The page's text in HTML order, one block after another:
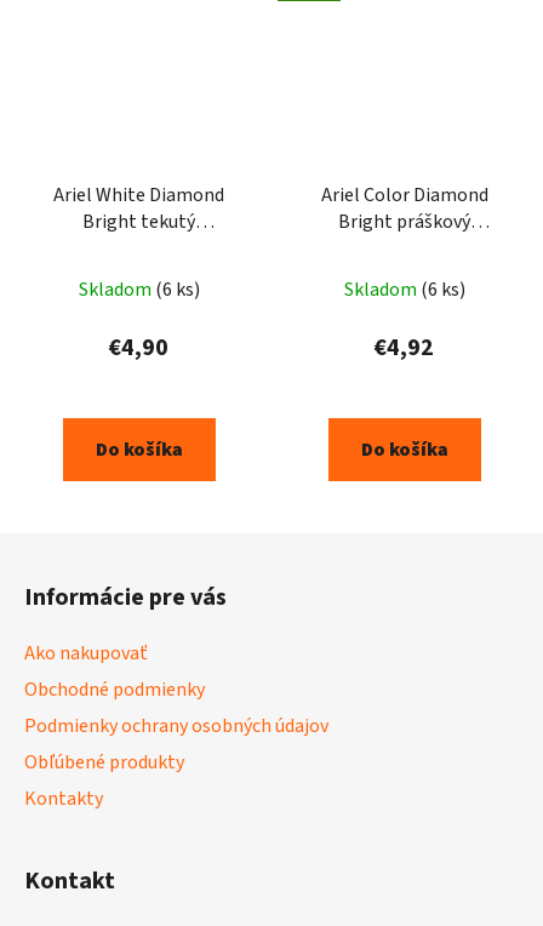
Ariel White Diamond
Bright tekutý
950ml
Skladom (6 ks)
€4,90
Do košíka
Ariel Color Diamond
Bright práškový
Skladom (6 ks)
€4,92
Do košíka
Informácie pre vás
Ako nakupovať
Obchodné podmienky
Podmienky ochrany osobných údajov
Obľúbené produkty
Kontakty
Kontakt